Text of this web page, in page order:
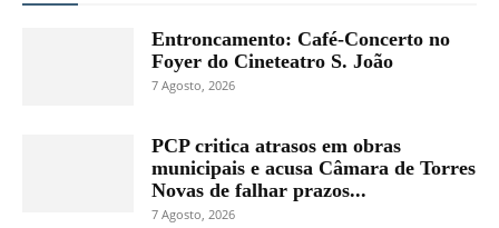
Entroncamento: Café-Concerto no
Foyer do Cineteatro S. João
7 Agosto, 2026
PCP critica atrasos em obras
municipais e acusa Câmara de Torres
Novas de falhar prazos...
7 Agosto, 2026